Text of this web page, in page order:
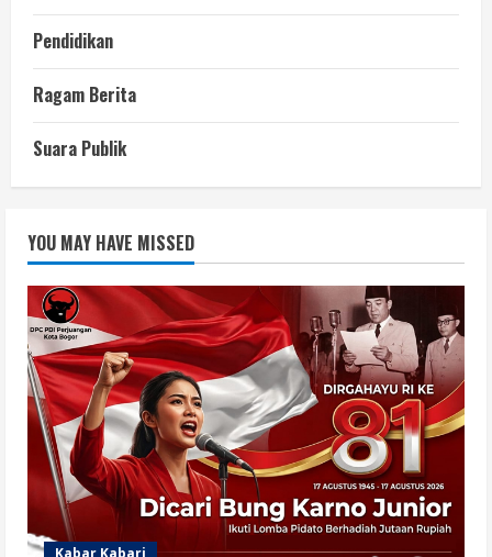
Pendidikan
Ragam Berita
Suara Publik
YOU MAY HAVE MISSED
Kabar Kabari